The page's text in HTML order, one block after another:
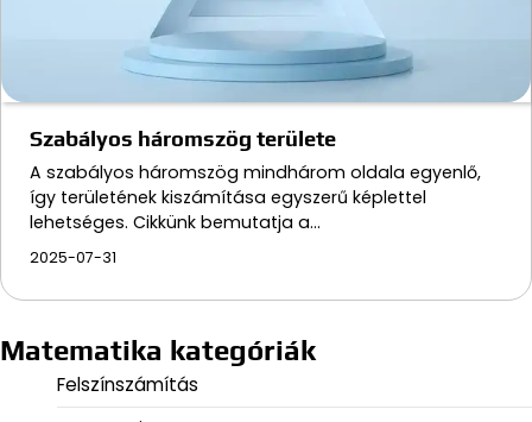
Szabályos háromszög területe
A szabályos háromszög mindhárom oldala egyenlő,
így területének kiszámítása egyszerű képlettel
lehetséges. Cikkünk bemutatja a…
2025-07-31
Matematika kategóriák
Felszínszámítás